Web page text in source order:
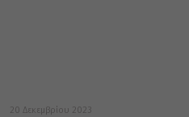
20 Δεκεμβρίου 2023